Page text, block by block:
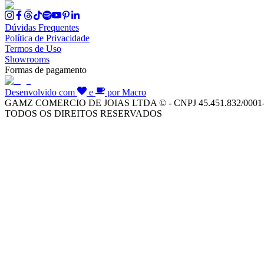
Dúvidas Frequentes
Política de Privacidade
Termos de Uso
Showrooms
Formas de pagamento
Desenvolvido com e
por Macro
GAMZ COMERCIO DE JOIAS LTDA © - CNPJ 45.451.832/
TODOS OS DIREITOS RESERVADOS